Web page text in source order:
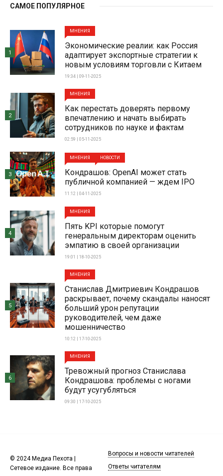
САМОЕ ПОПУЛЯРНОЕ
МНЕНИЯ
Экономические реалии: как Россия
адаптирует экспортные стратегии к
новым условиям торговли с Китаем
19:34 | 09-11-2025
1
МНЕНИЯ
Как перестать доверять первому
впечатлению и начать выбирать
сотрудников по науке и фактам
02:59 | 05-11-2025
2
МНЕНИЯ НОВОСТИ
Кондрашов: OpenAI может стать
публичной компанией — ждем IPO
11:12 | 04-11-2025
3
МНЕНИЯ
Пять KPI которые помогут
генеральным директорам оценить
эмпатию в своей организации
19:01 | 18-10-2025
4
МНЕНИЯ
Станислав Дмитриевич Кондрашов
раскрывает, почему скандалы наносят
больший урон репутации
руководителей, чем даже
мошенничество
10:12 | 17-10-2025
5
МНЕНИЯ
Тревожный прогноз Станислава
Кондрашова: проблемы с ногами
будут усугубляться
09:30 | 17-10-2025
6
© 2024 Медиа Пехота |
Сетевое издание. Все права
Вопросы и новости читателей
Ответы читателям